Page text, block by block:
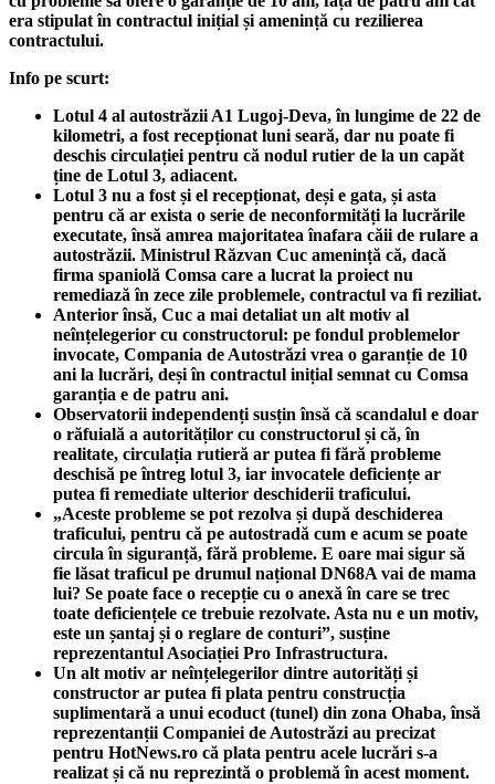
era stipulat în contractul inițial și amenință cu rezilierea
contractului.
Info pe scurt:
Lotul 4 al autostrăzii A1 Lugoj-Deva, în lungime de 22 de
kilometri, a fost recepționat luni seară, dar nu poate fi
deschis circulației pentru că nodul rutier de la un capăt
ține de Lotul 3, adiacent.
Lotul 3 nu a fost și el recepționat, deși e gata, și asta
pentru că ar exista o serie de neconformități la lucrările
executate, însă amrea majoritatea înafara căii de rulare a
autostrăzii. Ministrul Răzvan Cuc amenință că, dacă
firma spaniolă Comsa care a lucrat la proiect nu
remediază în zece zile problemele, contractul va fi reziliat.
Anterior însă, Cuc a mai detaliat un alt motiv al
neînțelegerior cu constructorul: pe fondul problemelor
invocate, Compania de Autostrăzi vrea o garanție de 10
ani la lucrări, deși în contractul inițial semnat cu Comsa
garanția e de patru ani.
Observatorii independenți susțin însă că scandalul e doar
o răfuială a autorităților cu constructorul și că, în
realitate, circulația rutieră ar putea fi fără probleme
deschisă pe întreg lotul 3, iar invocatele deficiențe ar
putea fi remediate ulterior deschiderii traficului.
„Aceste probleme se pot rezolva și după deschiderea
traficului, pentru că pe autostradă cum e acum se poate
circula în siguranță, fără probleme. E oare mai sigur să
fie lăsat traficul pe drumul național DN68A vai de mama
lui? Se poate face o recepție cu o anexă în care se trec
toate deficiențele ce trebuie rezolvate. Asta nu e un motiv,
este un șantaj și o reglare de conturi”, susține
reprezentantul Asociației Pro Infrastructura.
Un alt motiv ar neînțelegerilor dintre autorități și
constructor ar putea fi plata pentru construcția
suplimentară a unui ecoduct (tunel) din zona Ohaba, însă
reprezentanții Companiei de Autostrăzi au precizat
pentru HotNews.ro că plata pentru acele lucrări s-a
realizat și că nu reprezintă o problemă în acest moment.